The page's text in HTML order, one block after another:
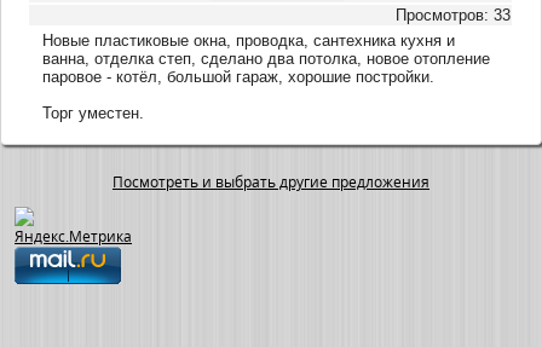
Просмотров: 33
Новые пластиковые окна, проводка, сантехника кухня и
ванна, отделка степ, сделано два потолка, новое отопление
паровое - котёл, большой гараж, хорошие постройки.
Торг уместен.
Посмотреть и выбрать другие предложения